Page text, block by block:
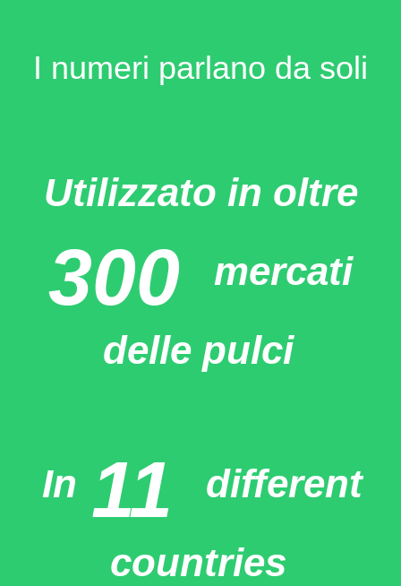
I numeri parlano da soli
Utilizzato in oltre
300
mercati
delle pulci
In 11
different
countries